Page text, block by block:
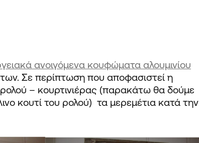
ανοιγόμενα κουφώματα αλουμινίου
Σε περίπτωση που αποφασιστεί η
– κουρτινιέρας (παρακάτω θα δούμε
κουτί του ρολού) τα μερεμέτια κατά την